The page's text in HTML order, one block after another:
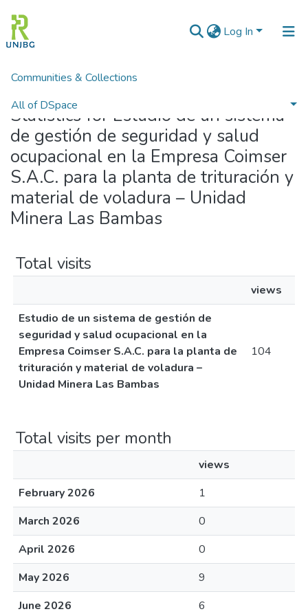
Log In
Communities & Collections
All of DSpace
Enviar tesis
Home Statistics
Statistics for Estudio de un sistema
de gestión de seguridad y salud
ocupacional en la Empresa Coimser
S.A.C. para la planta de trituración y
material de voladura – Unidad
Minera Las Bambas
Total visits
views
Estudio de un sistema de gestión de
seguridad y salud ocupacional en la
Empresa Coimser S.A.C. para la planta de
trituración y material de voladura –
Unidad Minera Las Bambas
104
Total visits per month
views
February 2026
1
March 2026
0
April 2026
0
May 2026
9
June 2026
6